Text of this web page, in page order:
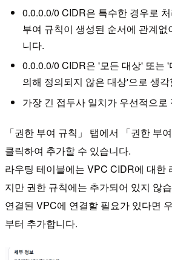
0.0.0.0/0 CIDR은 특수한 경우로
부여 규칙이 생성된 순서에 관계없
니다.
0.0.0.0/0 CIDR은 '모든 대상' 또는
의해 정의되지 않은 대상'으로 생
가장 긴 접두사 일치가 우선적으
「권한 부여 규칙」 탭에서 「권한 부
클릭하여 추가할 수 있습니다.
라우팅 테이블에는 VPC CIDR에 대한
지만 권한 규칙에는 추가되어 있지 않
연결된 VPC에 연결할 필요가 있다면
부터 추가합니다.